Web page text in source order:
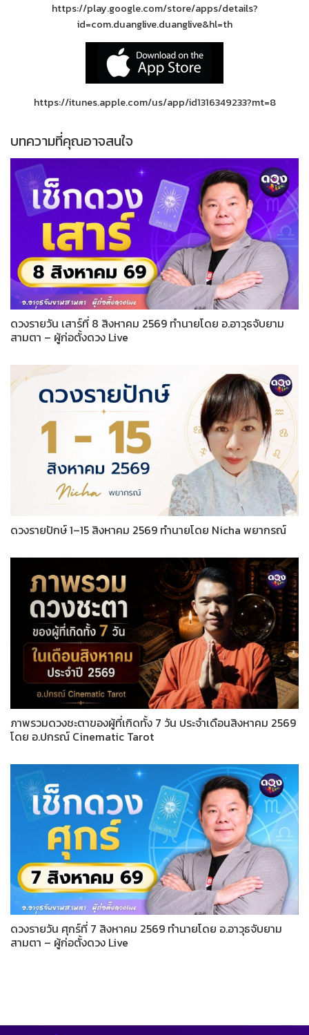
https://play.google.com/store/apps/details?
id=com.duanglive.duanglive&hl=th
https://itunes.apple.com/us/app/id1316349233?mt=8
บทความที่คุณอาจสนใจ
ดวงรายวัน เสาร์ที่ 8 สิงหาคม 2569 ทำนายโดย อ.อาวุธจับยาม
สามตา – ผู้ก่อตั้งดวง Live
ดวงรายปักษ์ 1–15 สิงหาคม 2569 ทำนายโดย Nicha พยากรณ์
ภาพรวมดวงชะตาของผู้ที่เกิดทั้ง 7 วัน ประจำเดือนสิงหาคม 2569
โดย อ.ปกรณ์ Cinematic Tarot
ดวงรายวัน ศุกร์ที่ 7 สิงหาคม 2569 ทำนายโดย อ.อาวุธจับยาม
สามตา – ผู้ก่อตั้งดวง Live